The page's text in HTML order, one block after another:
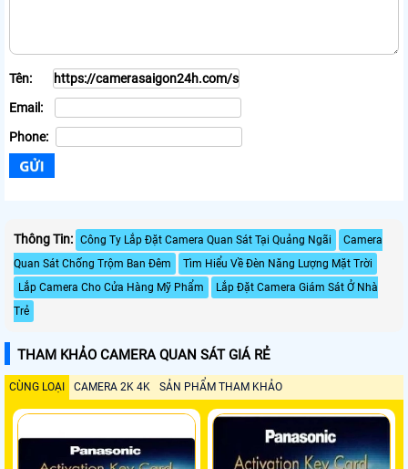
Tên:
Email:
Phone:
Thông Tin: Công Ty Lắp Đặt Camera Quan Sát Tại Quảng Ngãi
Camera
Quan Sát Chống Trộm Ban Đêm
Tìm Hiểu Về Đèn Năng Lượng Mặt Trời
Lắp Camera Cho Cửa Hàng Mỹ Phẩm
Lắp Đặt Camera Giám Sát Ở Nhà
Trẻ
THAM KHẢO CAMERA QUAN SÁT GIÁ RẺ
CÙNG LOẠI CAMERA 2K 4K SẢN PHẨM THAM KHẢO